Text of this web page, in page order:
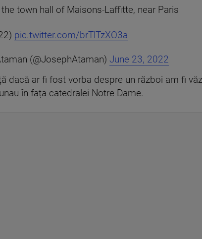
town hall of Maisons-Laffitte, near Paris
pic.twitter.com/brTlTzXO3a
(@JosephAtaman) June 23, 2022
dacă ar fi fost vorba despre un război am fi
în fața catedralei Notre Dame.